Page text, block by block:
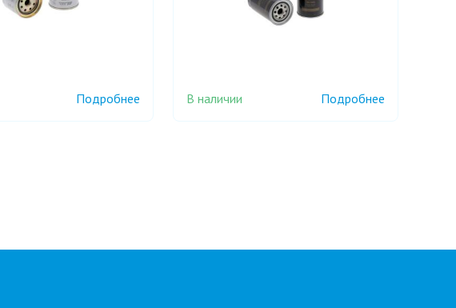
Подробнее В наличии Подробнее